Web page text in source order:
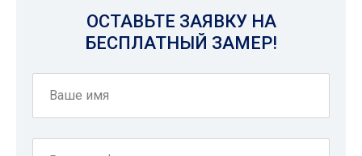
ОСТАВЬТЕ ЗАЯВКУ НА
БЕСПЛАТНЫЙ ЗАМЕР!